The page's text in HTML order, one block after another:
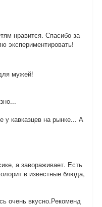
нравится. Спасибо за
экспериментировать!
мужей!
у кавказцев на рынке... А
а завораживает. Есть
в известные блюда,
очень вкусно.Рекоменд